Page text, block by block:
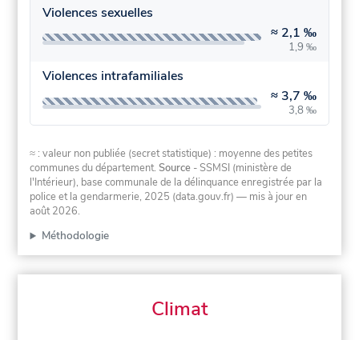
Violences sexuelles
≈ 2,1 ‰
1,9 ‰
Violences intrafamiliales
≈ 3,7 ‰
3,8 ‰
≈ : valeur non publiée (secret statistique) : moyenne des petites
communes du département.Source - SSMSI (ministère de
l'Intérieur), base communale de la délinquance enregistrée par la
police et la gendarmerie, 2025 (data.gouv.fr) — mis à jour en
août 2026.
Méthodologie
Climat